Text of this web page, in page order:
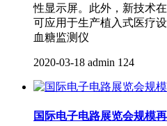
性显示屏。此外，新技术
可应用于生产植入式医疗
血糖监测仪
2020-03-18 admin 124
国际电子电路展览会规模